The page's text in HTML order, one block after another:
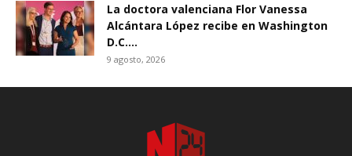
La doctora valenciana Flor Vanessa
Alcántara López recibe en Washington
D.C....
9 agosto, 2026